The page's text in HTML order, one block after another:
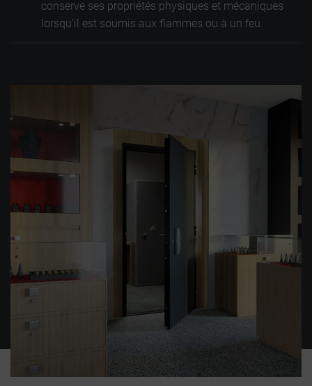
conserve ses propriétés physiques et mécaniques
lorsqu'il est soumis aux flammes ou à un feu.